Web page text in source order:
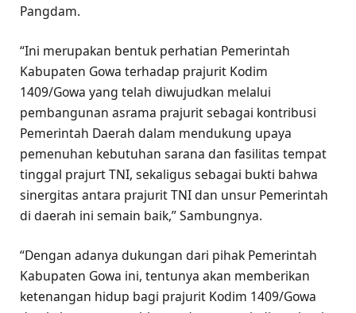
Pangdam.
“Ini merupakan bentuk perhatian Pemerintah
Kabupaten Gowa terhadap prajurit Kodim
1409/Gowa yang telah diwujudkan melalui
pembangunan asrama prajurit sebagai kontribusi
Pemerintah Daerah dalam mendukung upaya
pemenuhan kebutuhan sarana dan fasilitas tempat
tinggal prajurt TNI, sekaligus sebagai bukti bahwa
sinergitas antara prajurit TNI dan unsur Pemerintah
di daerah ini semain baik,” Sambungnya.
“Dengan adanya dukungan dari pihak Pemerintah
Kabupaten Gowa ini, tentunya akan memberikan
ketenangan hidup bagi prajurit Kodim 1409/Gowa